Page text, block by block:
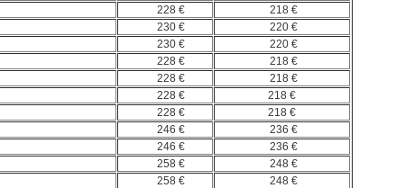
228 €
218 €
230 €
220 €
230 €
220 €
228 €
218 €
228 €
218 €
228 €
218 €
228 €
218 €
246 €
236 €
246 €
236 €
258 €
248 €
258 € 248 €